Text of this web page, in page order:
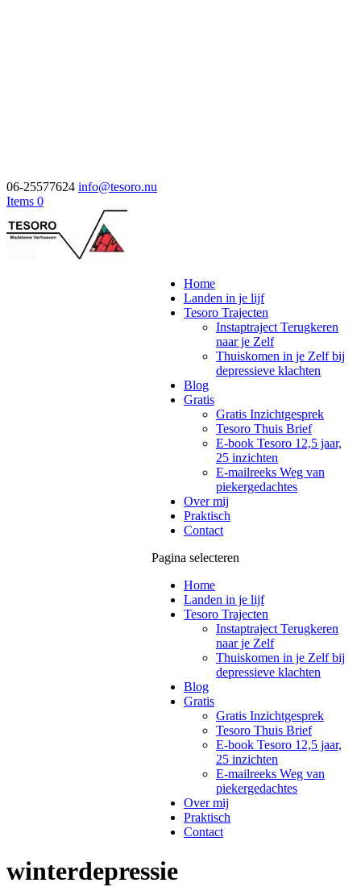
06-25577624 info@tesoro.nu
Items 0
Home
Landen in je lijf
Tesoro Trajecten
Instaptraject Terugkeren
naar je Zelf
Thuiskomen in je Zelf bij
depressieve klachten
Blog
Gratis
Gratis Inzichtgesprek
Tesoro Thuis Brief
E-book Tesoro 12,5 jaar,
25 inzichten
E-mailreeks Weg van
piekergedachtes
Over mij
Praktisch
Contact
Pagina selecteren
Home
Landen in je lijf
Tesoro Trajecten
Instaptraject Terugkeren
naar je Zelf
Thuiskomen in je Zelf bij
depressieve klachten
Blog
Gratis
Gratis Inzichtgesprek
Tesoro Thuis Brief
E-book Tesoro 12,5 jaar,
25 inzichten
E-mailreeks Weg van
piekergedachtes
Over mij
Praktisch
Contact
winterdepressie